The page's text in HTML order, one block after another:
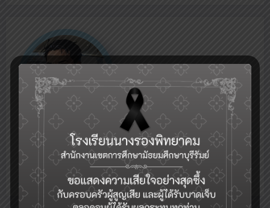
Admin
Web site's administrator
View All Posts